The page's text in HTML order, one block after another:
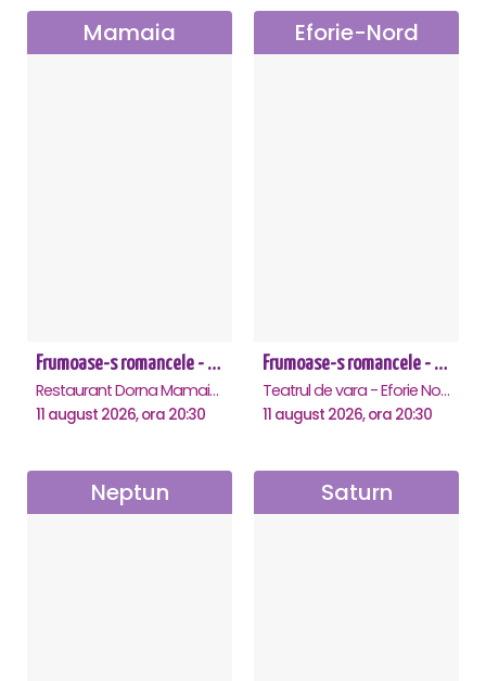
Mamaia
Frumoase-s romancele - Mamaia
Restaurant Dorna Mamaia, Mamaia
11 august 2026, ora 20:30
Eforie-Nord
Frumoase-s romancele - Eforie Nord
Teatrul de vara - Eforie Nord, Eforie-Nord
11 august 2026, ora 20:30
Neptun Saturn